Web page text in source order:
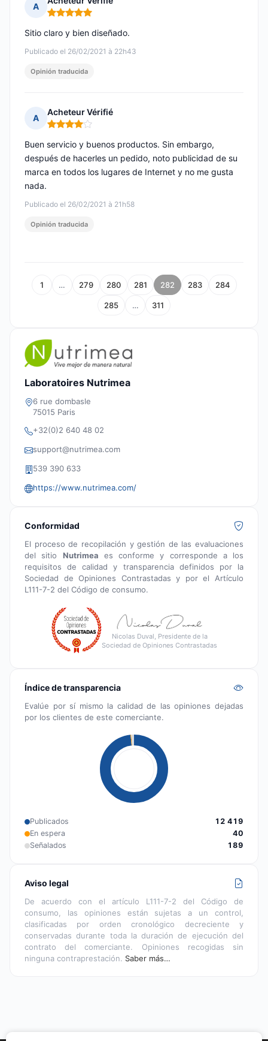
A
Nota: 5 de 5
Publicado el 26/02/2021 à 22h43
Sitio claro y bien diseñado.
Opinión traducida
A
Acheteur Vérifié
Nota: 4 de 5
Publicado el 26/02/2021 à 21h58
Buen servicio y buenos productos. Sin embargo,
después de hacerles un pedido, noto publicidad de su
marca en todos los lugares de Internet y no me gusta
nada.
Opinión traducida
1 … 279 280 281 282 283 284
285 … 311
Laboratoires Nutrimea
6 rue dombasle
75015 Paris
+32(0)2 640 48 02
support@nutrimea.com
539 390 633
https://www.nutrimea.com/
Conformidad
El proceso de recopilación y gestión de las evaluaciones
del sitio Nutrimea es conforme y corresponde a los
requisitos de calidad y transparencia definidos por la
Sociedad de Opiniones Contrastadas y por el Artículo
L111-7-2 del Código de consumo.
Nicolas Duval, Presidente de la
Sociedad de Opiniones Contrastadas
Índice de transparencia
Evalúe por sí mismo la calidad de las opiniones dejadas
por los clientes de este comerciante.
Publicados
12 419
En espera
40
Señalados
189
Aviso legal
De acuerdo con el artículo L111-7-2 del Código de
consumo, las opiniones están sujetas a un control,
clasificadas por orden cronológico decreciente y
conservadas durante toda la duración de ejecución del
contrato del comerciante. Opiniones recogidas sin
ninguna contraprestación. Saber más…